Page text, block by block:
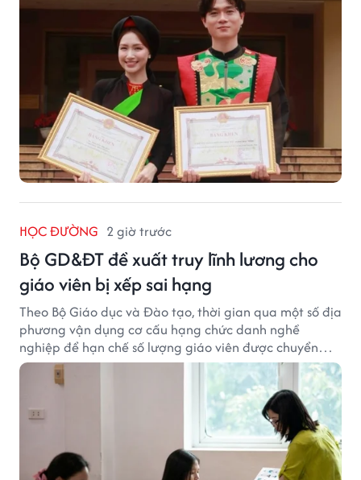
HỌC ĐƯỜNG 2 giờ trước
Bộ GD&ĐT đề xuất truy lĩnh lương cho
giáo viên bị xếp sai hạng
Theo Bộ Giáo dục và Đào tạo, thời gian qua một số địa
phương vận dụng cơ cấu hạng chức danh nghề
nghiệp để hạn chế số lượng giáo viên được chuyển
xếp từ hạng cũ sang hạng tương ứng theo quy định
mới, gây những bất cập.